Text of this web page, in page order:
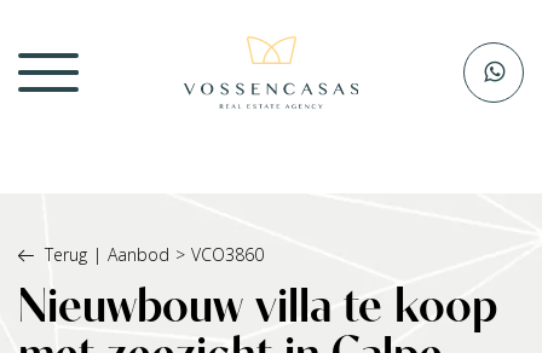
Terug | Aanbod > VCO3860
Nieuwbouw villa te koop